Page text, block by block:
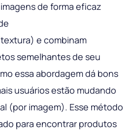
de forma eficaz
e combinam
semelhantes de seu
essa abordagem dá bons
usuários estão mudando
(por imagem). Esse método
para encontrar produtos